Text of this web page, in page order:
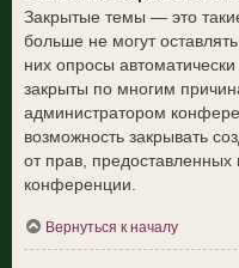
Закрытые темы — это
больше не могут
них опросы
закрыты по многим
администратором
возможность закрывать
от прав,
конференции.
Вернуться к началу